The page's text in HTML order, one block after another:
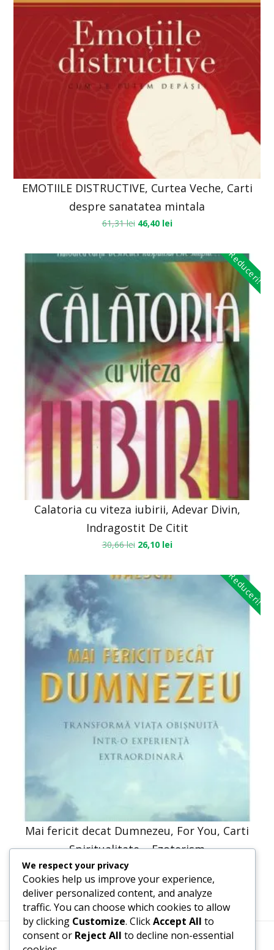
EMOTIILE DISTRUCTIVE, Curtea Veche, Carti
despre sanatatea mintala
61,31lei 46,40 lei
Reduceri!
Calatoria cu viteza iubirii, Adevar Divin,
Indragostit De Citit
30,66lei 26,10 lei
Reduceri!
Mai fericit decat Dumnezeu, For You, Carti
Spiritualitate – Ezoterism
30,66lei
We respect your privacy
Cookies help us improve your experience,
deliver personalized content, and analyze
traffic. You can choose which cookies to allow
by clicking Customize. ClickAccept All to
consent or Reject All to decline non-essential